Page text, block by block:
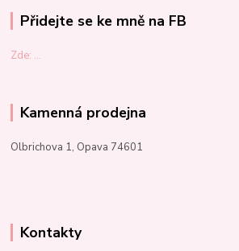
Přidejte se ke mně na FB
Zde: ...
Kamenná prodejna
Olbrichova 1, Opava 74601
Kontakty